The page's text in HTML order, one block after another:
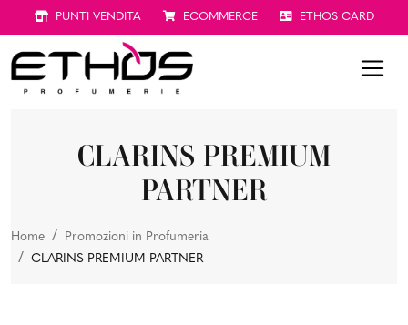
PUNTI VENDITA ECOMMERCE ETHOS CARD
CLARINS PREMIUM
PARTNER
Home
Promozioni in Profumeria
CLARINS PREMIUM PARTNER